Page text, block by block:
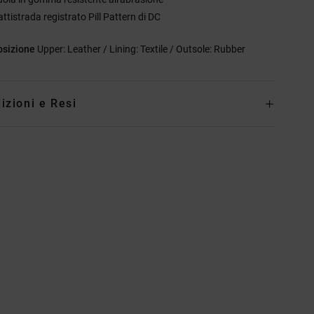
registrato Pill Pattern di DC
Upper: Leather / Lining: Textile / Outsole: Rubber
e Resi